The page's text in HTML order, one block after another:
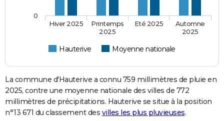
Hauterive Moyenne nationale
Hiver 2025
Printemps
2025
Eté 2025
Automne
2025
0
La commune d'Hauterive a connu 759 millimètres de pluie en
2025, contre une moyenne nationale des villes de 772
millimètres de précipitations. Hauterive se situe à la position
n°13 671 du classement des villes les plus pluvieuses.